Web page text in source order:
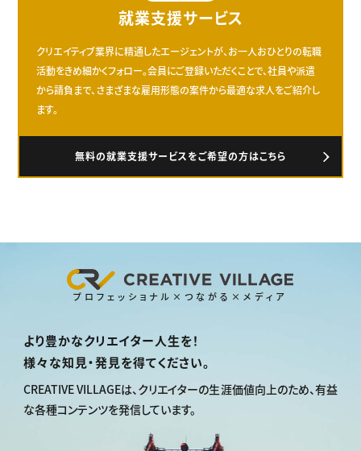
就業支援サービス
クリエイティブ業界に精通したエージェントが、お一人おひとりの転職
活動をきめ細かくフォロー。会員にご登録いただくことで、社員や派遣
から請負まで、さまざまな雇用形態の案件から最適な求人をご紹介し
ます。
無料の就業支援サービスをご希望の方はこちら
プロフェッショナル×つながる×メディア
より豊かなクリエイター人生を！
様々な知見・発見を得てください。
CREATIVE VILLAGEは、 クリエイターの生涯価値向上のため、有益
な各種コンテンツを発信しています。